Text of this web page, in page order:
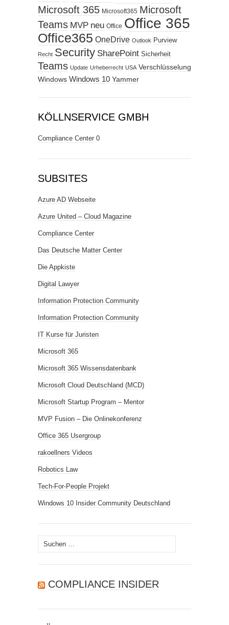
Microsoft 365 Microsoft365 Microsoft
Teams MVP neu Office Office 365
Office365 OneDrive Outlook Purview
Recht Security SharePoint Sicherheit
Teams Update Urheberrecht USA Verschlüsselung
Windows Windows 10 Yammer
KÖLLNSERVICE GMBH
Compliance Center 0
SUBSITES
Azure AD Webseite
Azure United – Cloud Magazine
Compliance Center
Das Deutsche Matter Center
Die Appkiste
Digital Lawyer
Information Protection Community
Information Protection Community
IT Kurse für Juristen
Microsoft 365
Microsoft 365 Wissensdatenbank
Microsoft Cloud Deutschland (MCD)
Microsoft Startup Program – Mentor
MVP Fusion – Die Onlinekonferenz
Office 365 Usergroup
rakoellners Videos
Robotics Law
Tech-For-People Projekt
Windows 10 Insider Community Deutschland
Suchen
nach:
COMPLIANCE INSIDER